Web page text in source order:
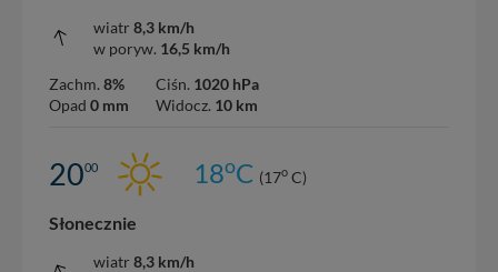
wiatr 8,3 km/h
w poryw. 16,5 km/h
Zachm. 8%
Opad 0 mm
Ciśn. 1020 hPa
Widocz. 10 km
2000 18oC (17o C)
Słonecznie
wiatr 8,3 km/h